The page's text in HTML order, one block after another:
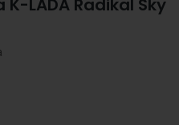
LADA Radikal Sky